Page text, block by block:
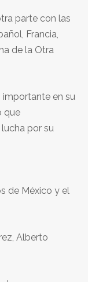
parte con las
Francia,
de la Otra
en su
que
por su
de México y el
Alberto